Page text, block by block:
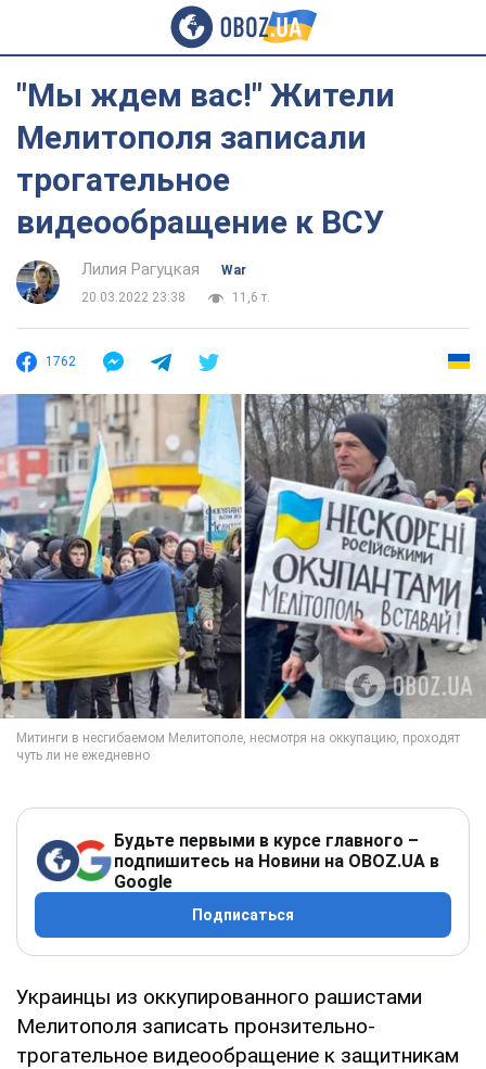
"Мы ждем вас!" Жители
Мелитополя записали
трогательное
видеообращение к ВСУ
Лилия Рагуцкая
War
20.03.2022 23:38
11,6 т.
1762
Будьте первыми в курсе главного –
подпишитесь на Новини на OBOZ.UA в
Google
Подписаться
Украинцы из оккупированного рашистами
Мелитополя записать пронзительно-
трогательное видеообращение к защитникам